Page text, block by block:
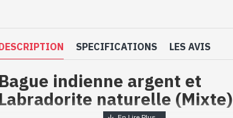
SPECIFICATIONS LES AVIS
Bague indienne argent et
Labradorite naturelle (Mixte)